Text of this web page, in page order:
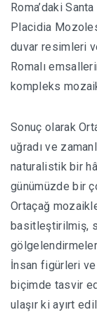
Roma’daki
Placidia
duvar resimleri
Romalı
kompleks
Sonuç olarak
uğradı ve
naturalistik bir
günümüzde bir
Ortaçağ
basitleştirilmiş,
İnsan figürleri
biçimde tasvir
ulaşır ki ayırt